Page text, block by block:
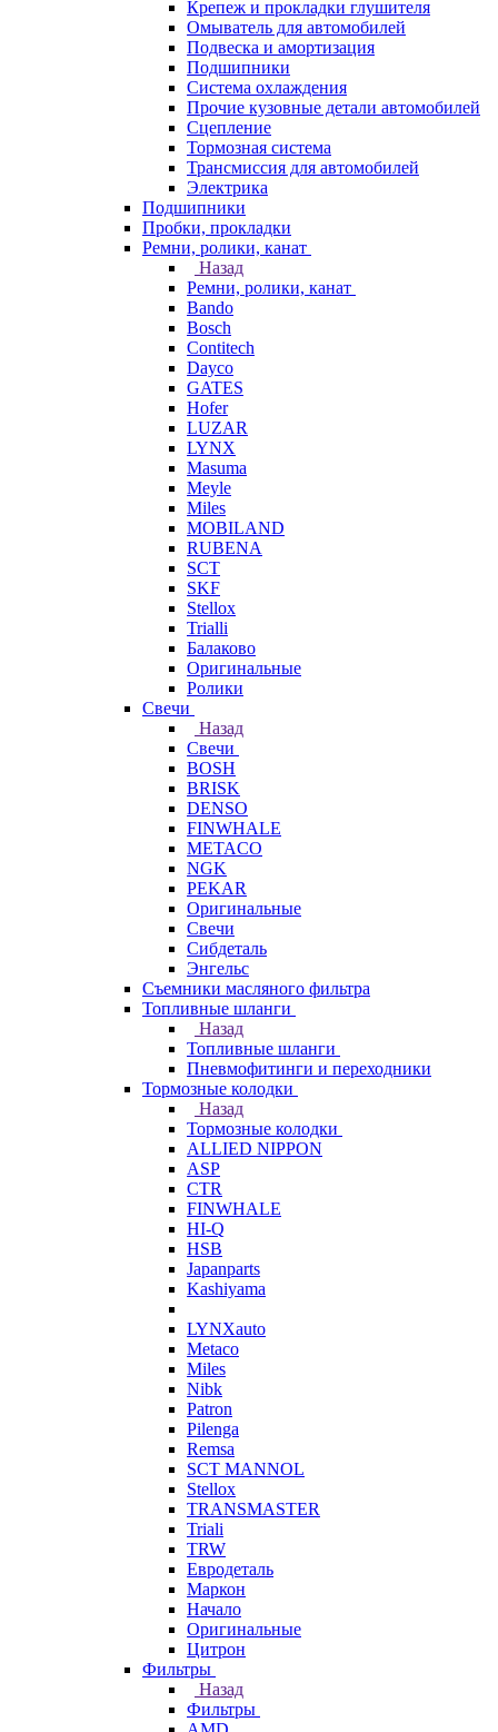
Крепеж и прокладки глушителя
Омыватель для автомобилей
Подвеска и амортизация
Подшипники
Система охлаждения
Прочие кузовные детали автомобилей
Сцепление
Тормозная система
Трансмиссия для автомобилей
Электрика
Подшипники
Пробки, прокладки
Ремни, ролики, канат
Назад
Ремни, ролики, канат
Bando
Bosch
Contitech
Dayco
GATES
Hofer
LUZAR
LYNX
Masuma
Meyle
Miles
MOBILAND
RUBENA
SCT
SKF
Stellox
Trialli
Балаково
Оригинальные
Ролики
Свечи
Назад
Свечи
BOSH
BRISK
DENSO
FINWHALE
METACO
NGK
PEKAR
Оригинальные
Свечи
Сибдеталь
Энгельс
Съемники масляного фильтра
Топливные шланги
Назад
Топливные шланги
Пневмофитинги и переходники
Тормозные колодки
Назад
Тормозные колодки
ALLIED NIPPON
ASP
CTR
FINWHALE
HI-Q
HSB
Japanparts
Kashiyama
LYNXauto
Metaco
Miles
Nibk
Patron
Pilenga
Remsa
SCT MANNOL
Stellox
TRANSMASTER
Triali
TRW
Евродеталь
Маркон
Начало
Оригинальные
Цитрон
Фильтры
Назад
Фильтры